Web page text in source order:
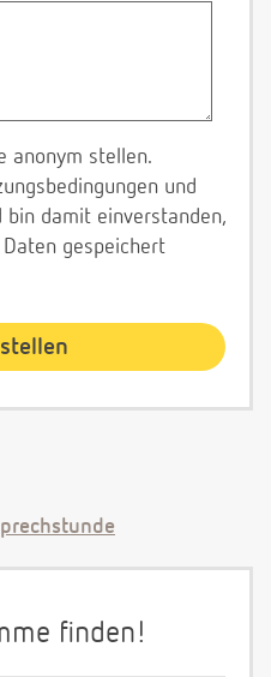
anonym stellen.
und
bin damit einverstanden,
gespeichert
finden!